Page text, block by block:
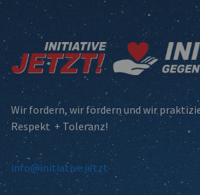
Wir fordern, wir fördern und wir
Respekt + Toleranz!
info@initiative.jetzt